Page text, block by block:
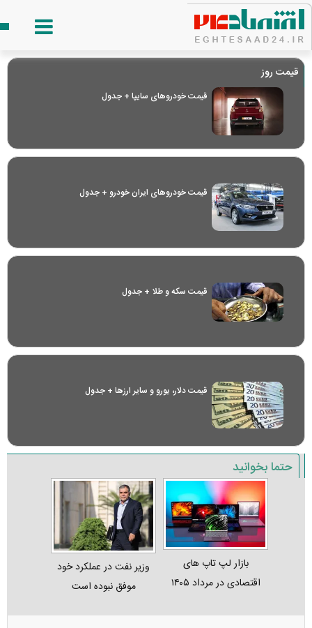
قیمت روز
قیمت خودرو‌های سایپا + جدول
قیمت خودرو‌های ایران خودرو + جدول
قیمت سکه و طلا + جدول
قیمت دلار، یورو و سایر ارز‌ها + جدول
حتما بخوانید
بازار لپ‌ تاپ‌ های
اقتصادی در مرداد ۱۴۰۵
وزیر نفت در عملکرد خود
موفق نبوده است